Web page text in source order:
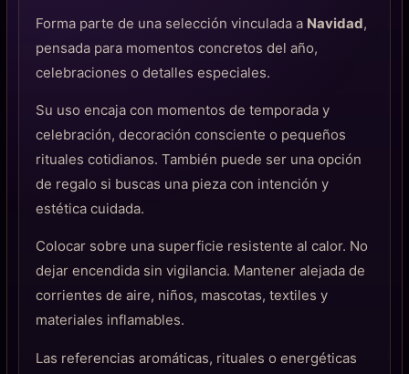
Forma parte de una selección vinculada a Navidad,
pensada para momentos concretos del año,
celebraciones o detalles especiales.
Su uso encaja con momentos de temporada y
celebración, decoración consciente o pequeños
rituales cotidianos. También puede ser una opción
de regalo si buscas una pieza con intención y
estética cuidada.
Colocar sobre una superficie resistente al calor. No
dejar encendida sin vigilancia. Mantener alejada de
corrientes de aire, niños, mascotas, textiles y
materiales inflamables.
Las referencias aromáticas, rituales o energéticas